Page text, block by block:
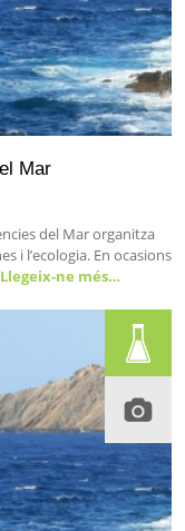
Mar
del Mar organitza
i l’ecologia. En ocasions
Llegeix-ne més…